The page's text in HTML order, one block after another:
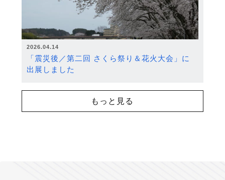
2026.04.14
「震災後／第二回 さくら祭り＆花火大会」に
出展しました
もっと見る